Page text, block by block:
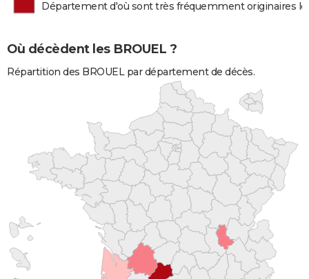
Département d'où sont très fréquemment originaires
Où décèdent les BROUEL ?
Répartition des BROUEL par département de décès.